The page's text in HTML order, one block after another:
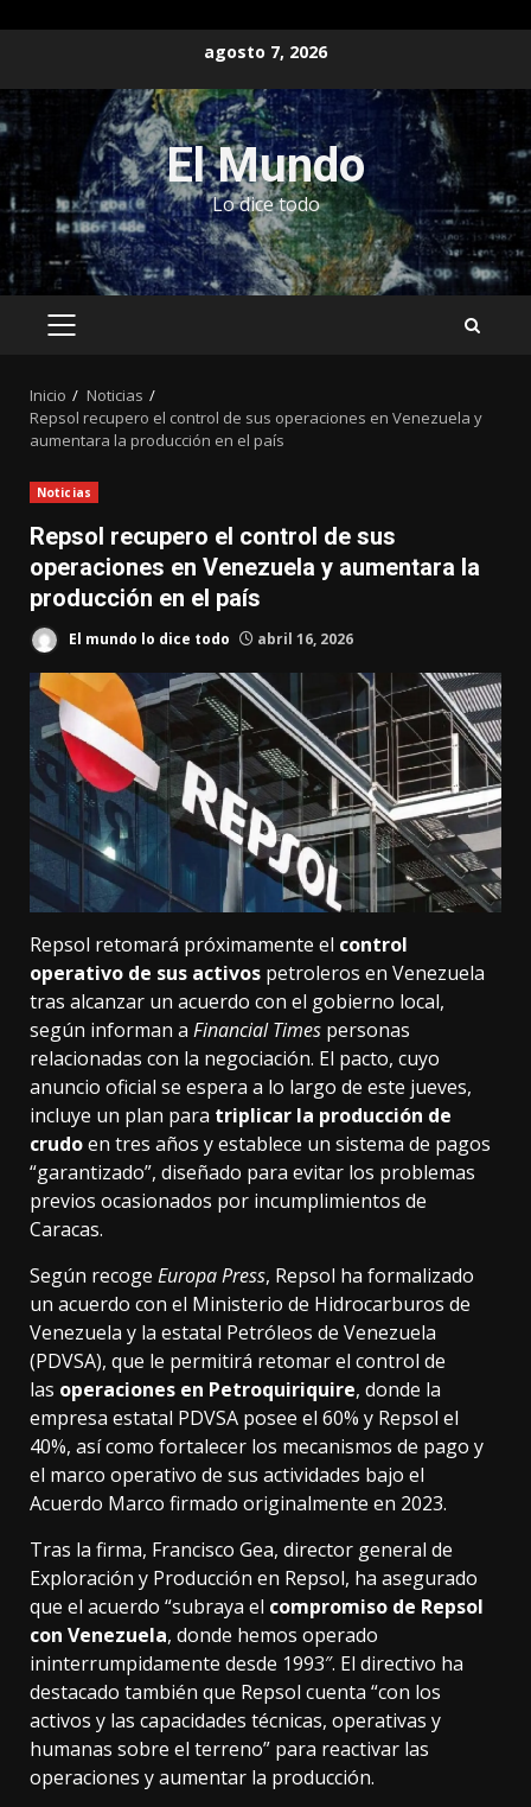
contenido
agosto 7, 2026
El Mundo
Lo dice todo
MENÚ
Inicio
Noticias
Repsol recupero el control de sus operaciones en Venezuela y
aumentara la producción en el país
Noticias
Repsol recupero el control de sus
operaciones en Venezuela y aumentara la
producción en el país
El mundo lo dice todo abril 16, 2026
Repsol retomará próximamente el control
operativo de sus activos petroleros en Venezuela
tras alcanzar un acuerdo con el gobierno local,
según informan a Financial Times personas
relacionadas con la negociación. El pacto, cuyo
anuncio oficial se espera a lo largo de este jueves,
incluye un plan para triplicar la producción de
crudoen tres años y establece un sistema de pagos
“garantizado”, diseñado para evitar los problemas
previos ocasionados por incumplimientos de
Caracas.
Según recoge Europa Press, Repsol ha formalizado
un acuerdo con el Ministerio de Hidrocarburos de
Venezuela y la estatal Petróleos de Venezuela
(PDVSA), que le permitirá retomar el control de
las operaciones en Petroquiriquire, donde la
empresa estatal PDVSA posee el 60% y Repsol el
40%, así como fortalecer los mecanismos de pago y
el marco operativo de sus actividades bajo el
Acuerdo Marco firmado originalmente en 2023.
Tras la firma, Francisco Gea, director general de
Exploración y Producción en Repsol, ha asegurado
que el acuerdo “subraya el compromiso de Repsol
con Venezuela, donde hemos operado
ininterrumpidamente desde 1993″. El directivo ha
destacado también que Repsol cuenta “con los
activos y las capacidades técnicas, operativas y
humanas sobre el terreno” para reactivar las
operaciones y aumentar la producción.